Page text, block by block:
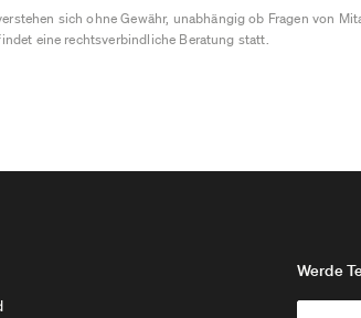
sich ohne Gewähr, unabhängig ob Fragen von
eine rechtsverbindliche Beratung statt.
Werde